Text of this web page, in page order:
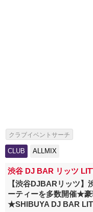
クラブイベントサーチ
CLUB ALLMIX
渋谷 DJ BAR リッツ
【渋谷DJBARリッツ
ーティーを多数開催★
★SHIBUYA DJ BAR